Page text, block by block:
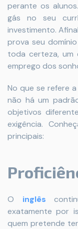
perante os
gás no seu
investimento.
prova seu
toda certeza, um
emprego dos
No que se refere
não há um
objetivos
exigência.
principais:
O inglês
exatamente por
quem pretende